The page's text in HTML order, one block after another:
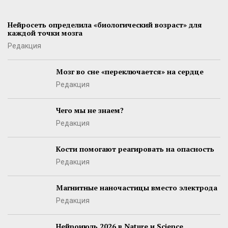
Нейросеть определила «биологический возраст» для
каждой точки мозга
Редакция
Мозг во сне «переключается» на сердце
Редакция
Чего мы не знаем?
Редакция
Кости помогают реагировать на опасность
Редакция
Магнитные наночастицы вместо электрода
Редакция